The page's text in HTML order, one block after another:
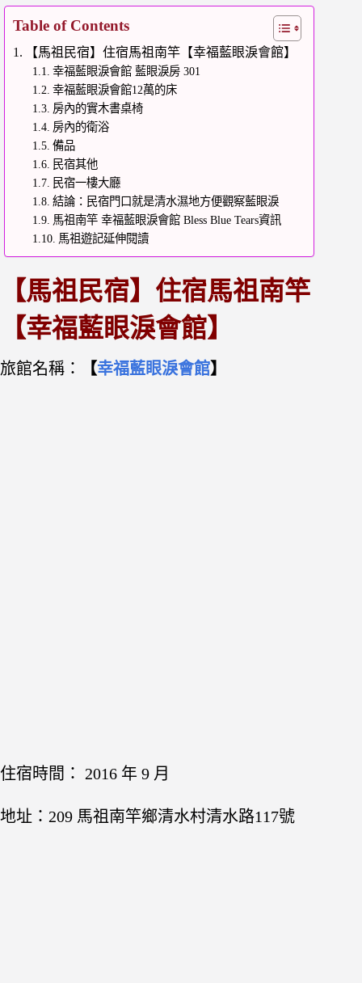
Table of Contents
【馬祖民宿】住宿馬祖南竿【幸福藍眼淚會館】
幸福藍眼淚會館 藍眼淚房 301
幸福藍眼淚會館12萬的床
房內的實木書桌椅
房內的衛浴
備品
民宿其他
民宿一樓大廳
結論：民宿門口就是清水濕地方便觀察藍眼淚
馬祖南竿 幸福藍眼淚會館 Bless Blue Tears資訊
馬祖遊記延伸閱讀
【馬祖民宿】住宿馬祖南竿
【幸福藍眼淚會館】
旅館名稱： 【幸福藍眼淚會館】
住宿時間： 2016 年 9 月
地址：209 馬祖南竿鄉清水村清水路117號